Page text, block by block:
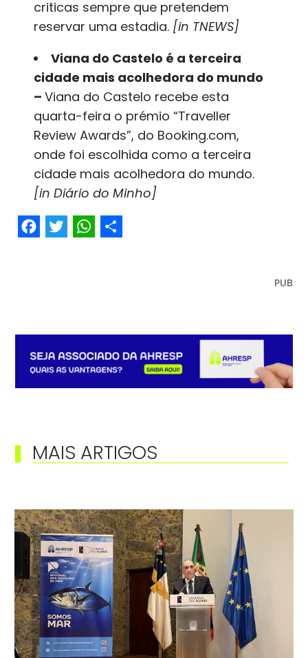
criticas sempre que pretendem
reservar uma estadia. [in TNEWS]
Viana do Castelo é a terceira
cidade mais acolhedora do mundo
–Viana do Castelo recebe esta
quarta-feira o prémio “Traveller
Review Awards”, do Booking.com,
onde foi escolhida como a terceira
cidade mais acolhedora do mundo.
[in Diário do Minho]
Facebook
TwitterWhatsApp
PUB
MAIS ARTIGOS